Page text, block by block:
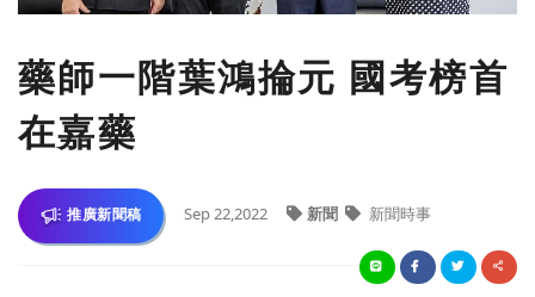
藥師一階葉鴻掄元 國考榜首
在嘉藥
推廣新聞稿 Sep 22,2022 新聞 新聞時事